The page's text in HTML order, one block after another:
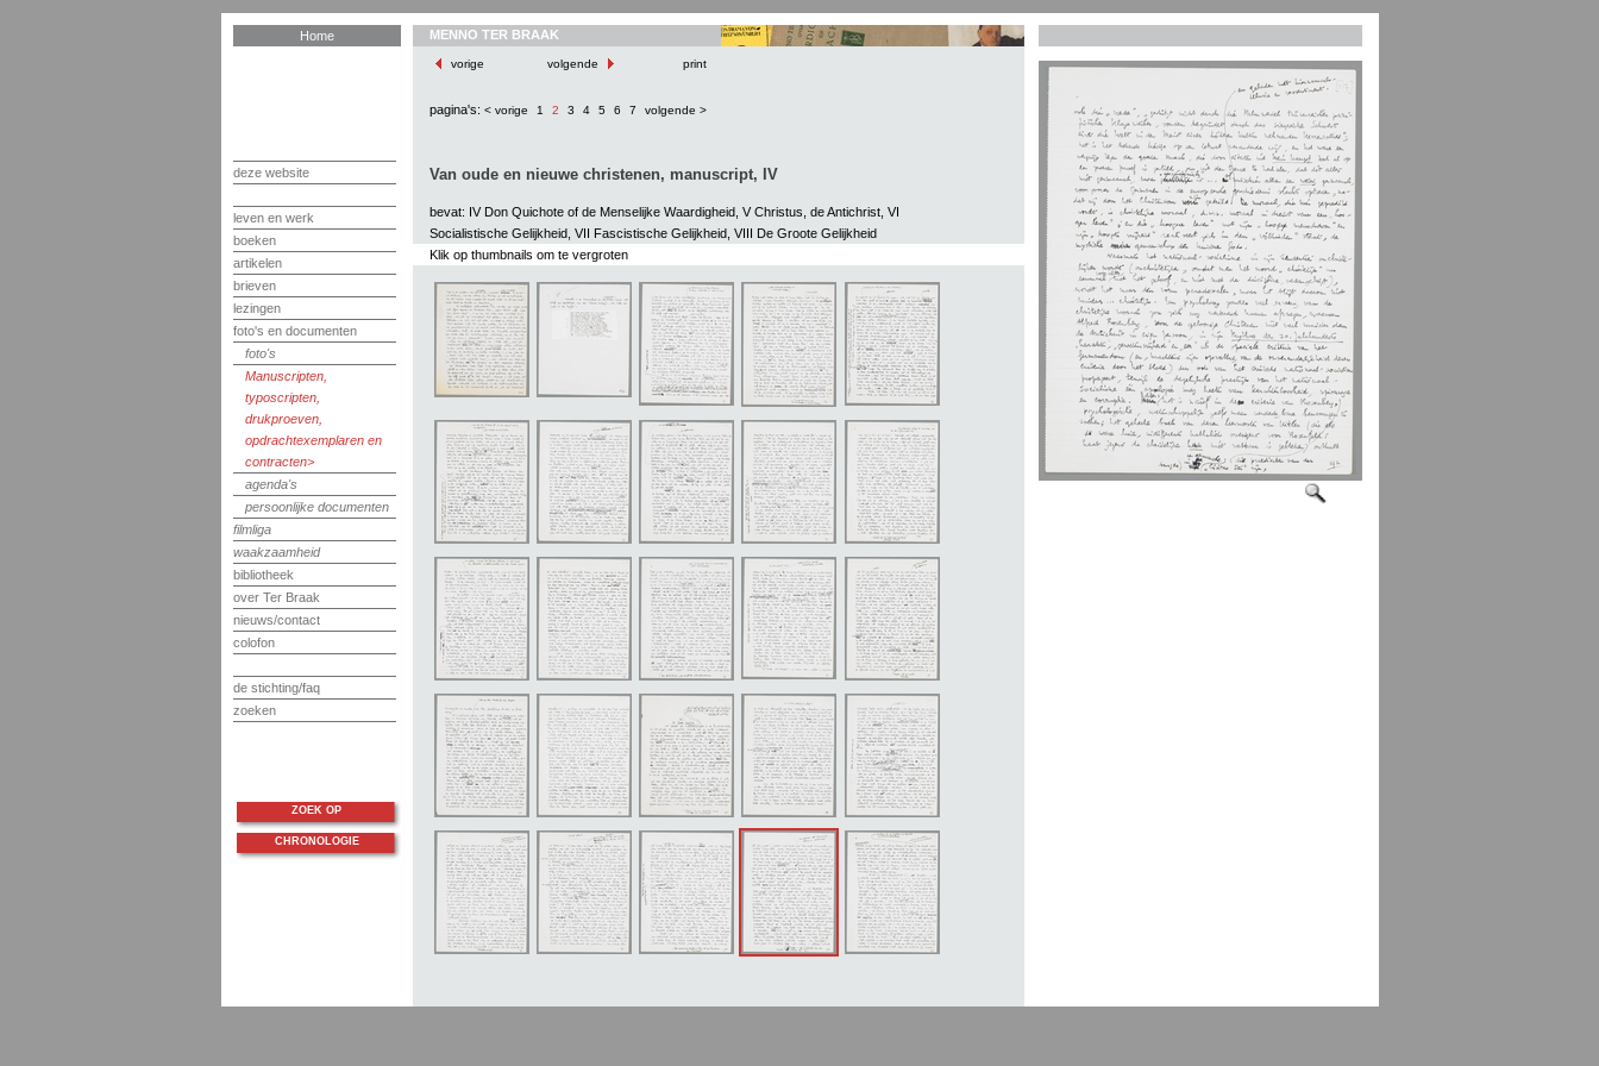
Home
deze website
leven en werk
boeken
artikelen
brieven
lezingen
foto's en documenten
foto's
Manuscripten,
typoscripten,
drukproeven,
opdrachtexemplaren en
contracten
agenda's
persoonlijke documenten
filmliga
waakzaamheid
bibliotheek
over Ter Braak
nieuws/contact
colofon
de stichting/faq
zoeken
MENNO TER BRAAK
vorige volgende print
pagina's: < vorige 1 2 3 4 5 6 7 volgende >
Van oude en nieuwe christenen, manuscript, IV
bevat: IV Don Quichote of de Menselijke Waardigheid, V Christus, de Antichrist, VI
Socialistische Gelijkheid, VII Fascistische Gelijkheid, VIII De Groote Gelijkheid
Klik op thumbnails om te vergroten
ZOEK OP
CHRONOLOGIE